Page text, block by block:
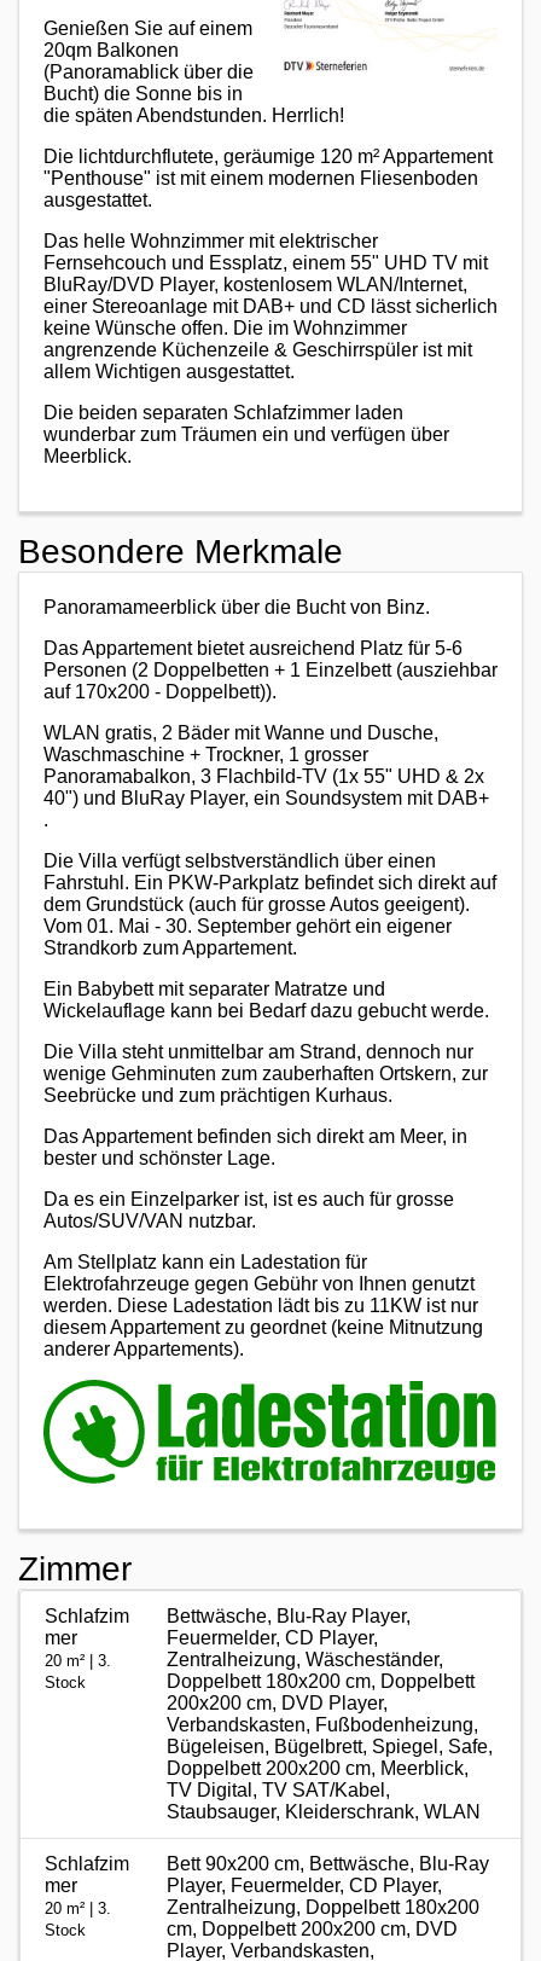
Genießen Sie auf einem
20qm Balkonen
(Panoramablick über die
Bucht) die Sonne bis in
die späten Abendstunden. Herrlich!
Die lichtdurchflutete, geräumige 120 m² Appartement
"Penthouse" ist mit einem modernen Fliesenboden
ausgestattet.
Das helle Wohnzimmer mit elektrischer
Fernsehcouch und Essplatz, einem 55" UHD TV mit
BluRay/DVD Player, kostenlosem WLAN/Internet,
einer Stereoanlage mit DAB+ und CD lässt sicherlich
keine Wünsche offen. Die im Wohnzimmer
angrenzende Küchenzeile & Geschirrspüler ist mit
allem Wichtigen ausgestattet.
Die beiden separaten Schlafzimmer laden
wunderbar zum Träumen ein und verfügen über
Meerblick.
Besondere Merkmale
Panoramameerblick über die Bucht von Binz.
Das Appartement bietet ausreichend Platz für 5-6
Personen (2 Doppelbetten + 1 Einzelbett (ausziehbar
auf 170x200 - Doppelbett)).
WLAN gratis, 2 Bäder mit Wanne und Dusche,
Waschmaschine + Trockner, 1 grosser
Panoramabalkon, 3 Flachbild-TV (1x 55" UHD & 2x
40") und BluRay Player, ein Soundsystem mit DAB+
.
Die Villa verfügt selbstverständlich über einen
Fahrstuhl. Ein PKW-Parkplatz befindet sich direkt auf
dem Grundstück (auch für grosse Autos geeigent).
Vom 01. Mai - 30. September gehört ein eigener
Strandkorb zum Appartement.
Ein Babybett mit separater Matratze und
Wickelauflage kann bei Bedarf dazu gebucht werde.
Die Villa steht unmittelbar am Strand, dennoch nur
wenige Gehminuten zum zauberhaften Ortskern, zur
Seebrücke und zum prächtigen Kurhaus.
Das Appartement befinden sich direkt am Meer, in
bester und schönster Lage.
Da es ein Einzelparker ist, ist es auch für grosse
Autos/SUV/VAN nutzbar.
Am Stellplatz kann ein Ladestation für
Elektrofahrzeuge gegen Gebühr von Ihnen genutzt
werden. Diese Ladestation lädt bis zu 11KW ist nur
diesem Appartement zu geordnet (keine Mitnutzung
anderer Appartements).
Zimmer
Schlafzim
mer
20 m² | 3.
Stock
Bettwäsche, Blu-Ray Player,
Feuermelder, CD Player,
Zentralheizung, Wäscheständer,
Doppelbett 180x200 cm, Doppelbett
200x200 cm, DVD Player,
Verbandskasten, Fußbodenheizung,
Bügeleisen, Bügelbrett, Spiegel, Safe,
Doppelbett 200x200 cm, Meerblick,
TV Digital, TV SAT/Kabel,
Staubsauger, Kleiderschrank, WLAN
Schlafzim
mer
20 m² | 3.
Stock
Bett 90x200 cm, Bettwäsche, Blu-Ray
Player, Feuermelder, CD Player,
Zentralheizung, Doppelbett 180x200
cm, Doppelbett 200x200 cm, DVD
Player, Verbandskasten,